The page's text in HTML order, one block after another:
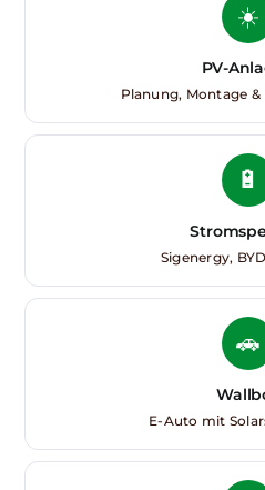
☀️
PV-
Planung, Montage
🔋
Sigenergy,
🚗
E-Auto mit